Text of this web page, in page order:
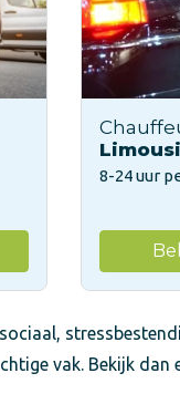
8-24 uur
vak. Bekijk dan